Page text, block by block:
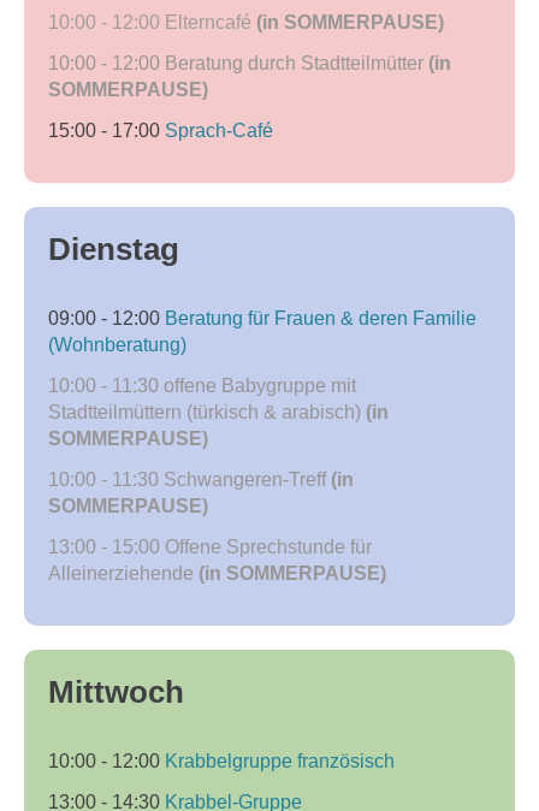
10:00 - 12:00 Elterncafé (in SOMMERPAUSE)
10:00 - 12:00 Beratung durch Stadtteilmütter (in
SOMMERPAUSE)
15:00 - 17:00 Sprach-Café
Dienstag
09:00 - 12:00 Beratung für Frauen & deren Familie
(Wohnberatung)
10:00 - 11:30 offene Babygruppe mit
Stadtteilmüttern (türkisch & arabisch) (in
SOMMERPAUSE)
10:00 - 11:30 Schwangeren-Treff (in
SOMMERPAUSE)
13:00 - 15:00 Offene Sprechstunde für
Alleinerziehende (in SOMMERPAUSE)
Mittwoch
10:00 - 12:00 Krabbelgruppe französisch
13:00 - 14:30 Krabbel-Gruppe